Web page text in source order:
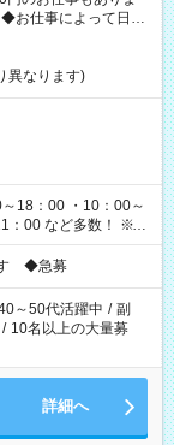
お仕事によって日給
異なります)
18：00 ・10：00～
！ ※お
◆急募
～50代活躍中 / 副
/ 10名以上の大量募
詳細へ